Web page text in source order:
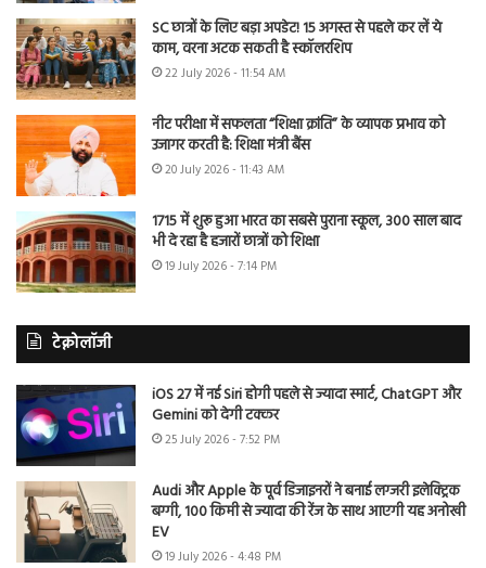
SC छात्रों के लिए बड़ा अपडेट! 15 अगस्त से पहले कर लें ये
काम, वरना अटक सकती है स्कॉलरशिप
22 July 2026 - 11:54 AM
नीट परीक्षा में सफलता “शिक्षा क्रांति” के व्यापक प्रभाव को
उजागर करती है: शिक्षा मंत्री बैंस
20 July 2026 - 11:43 AM
1715 में शुरू हुआ भारत का सबसे पुराना स्कूल, 300 साल बाद
भी दे रहा है हजारों छात्रों को शिक्षा
19 July 2026 - 7:14 PM
टेक्नोलॉजी
iOS 27 में नई Siri होगी पहले से ज्यादा स्मार्ट, ChatGPT और
Gemini को देगी टक्कर
25 July 2026 - 7:52 PM
Audi और Apple के पूर्व डिजाइनरों ने बनाई लग्जरी इलेक्ट्रिक
बग्गी, 100 किमी से ज्यादा की रेंज के साथ आएगी यह अनोखी
EV
19 July 2026 - 4:48 PM